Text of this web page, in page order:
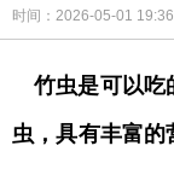
时间：2026-05-01
竹虫是可以吃
虫，具有丰富